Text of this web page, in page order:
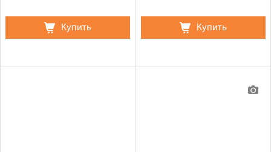
Купить Купить